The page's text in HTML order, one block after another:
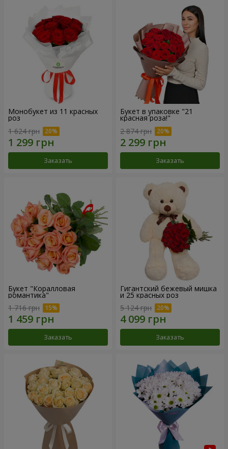
Монобукет из 11 красных
роз
1 624 грн
Заказать
Букет в упаковке "21
красная роза!"
2 874 грн
Заказать
Букет "Коралловая
романтика"
1 716 грн
Заказать
Гигантский бежевый мишка
и 25 красных роз
5 124 грн
Заказать